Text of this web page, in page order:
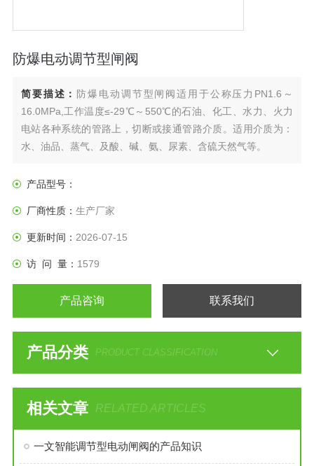
防爆电动调节型闸阀
简要描述： 防爆电动调节型闸阀适用于公称压力PN1.6～
16.0MPa,工作温度≤-29℃～550℃的石油、化工、水力、火力
电站各种系统的管路上，切断或接通管路介质。适用介质为：
水、油品、蒸气、及酸、碱、氨、尿素、含硫天然气等。
产品型号：
厂商性质： 生产厂家
更新时间： 2026-07-15
访 问 量： 1579
产品咨询 联系我们
产品分类 PRODUCT CLASSIFICATION
相关文章 RELATED ARTICLES
一文智能调节型电动闸阀的产品知识